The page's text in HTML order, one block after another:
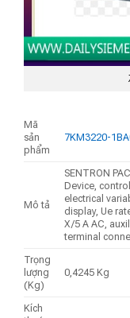
Mã
sản
phẩm
7KM3220-
Mô tả
SENTRON
Device,
electrical
display, Ue
X/5 A AC,
terminal
Trọng
lượng
(Kg)
0,4245 Kg
Kích